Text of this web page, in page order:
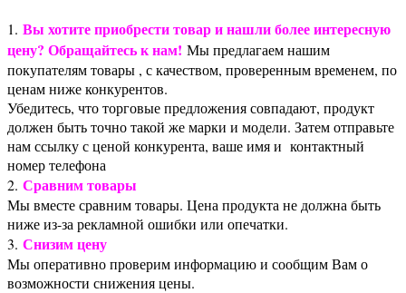
1. Вы хотите приобрести товар и нашли более интересную
цену? Обращайтесь к нам! Мы предлагаем нашим
покупателям товары , с качеством, проверенным временем, по
ценам ниже конкурентов.
Убедитесь, что торговые предложения совпадают, продукт
должен быть точно такой же марки и модели. Затем отправьте
нам ссылку с ценой конкурента, ваше имя и контактный
номер телефона
2. Сравним товары
Мы вместе сравним товары. Цена продукта не должна быть
ниже из-за рекламной ошибки или опечатки.
3. Снизим цену
Мы оперативно проверим информацию и сообщим Вам о
возможности снижения цены.